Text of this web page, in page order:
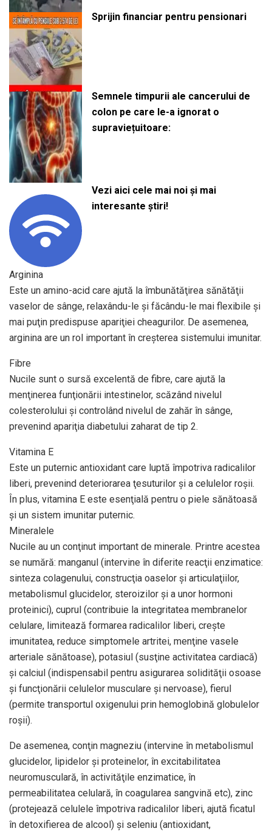
Sprijin financiar pentru pensionari
Semnele timpurii ale cancerului de
colon pe care le-a ignorat o
supraviețuitoare:
Vezi aici cele mai noi și mai
interesante știri!
Arginina
Este un amino-acid care ajută la îmbunătăţirea sănătăţii
vaselor de sânge, relaxându-le şi făcându-le mai flexibile şi
mai puţin predispuse apariţiei cheagurilor. De asemenea,
arginina are un rol important în creşterea sistemului imunitar.
Fibre
Nucile sunt o sursă excelentă de fibre, care ajută la
menţinerea funţionării intestinelor, scăzând nivelul
colesterolului şi controlând nivelul de zahăr în sânge,
prevenind apariţia diabetului zaharat de tip 2.
Vitamina E
Este un puternic antioxidant care luptă împotriva radicalilor
liberi, prevenind deteriorarea ţesuturilor şi a celulelor roşii.
În plus, vitamina E este esenţială pentru o piele sănătoasă
şi un sistem imunitar puternic.
Mineralele
Nucile au un conţinut important de minerale. Printre acestea
se numără: manganul (intervine în diferite reacţii enzimatice:
sinteza colagenului, construcţia oaselor şi articulaţiilor,
metabolismul glucidelor, steroizilor şi a unor hormoni
proteinici), cuprul (contribuie la integritatea membranelor
celulare, limitează formarea radicalilor liberi, creşte
imunitatea, reduce simptomele artritei, menţine vasele
arteriale sănătoase), potasiul (susţine activitatea cardiacă)
şi calciul (indispensabil pentru asigurarea solidităţii osoase
şi funcţionării celulelor musculare şi nervoase), fierul
(permite transportul oxigenului prin hemoglobină globulelor
roşii).
De asemenea, conţin magneziu (intervine în metabolismul
glucidelor, lipidelor şi proteinelor, în excitabilitatea
neuromusculară, în activităţile enzimatice, în
permeabilitatea celulară, în coagularea sangvină etc), zinc
(protejează celulele împotriva radicalilor liberi, ajută ficatul
în detoxifierea de alcool) şi seleniu (antioxidant,